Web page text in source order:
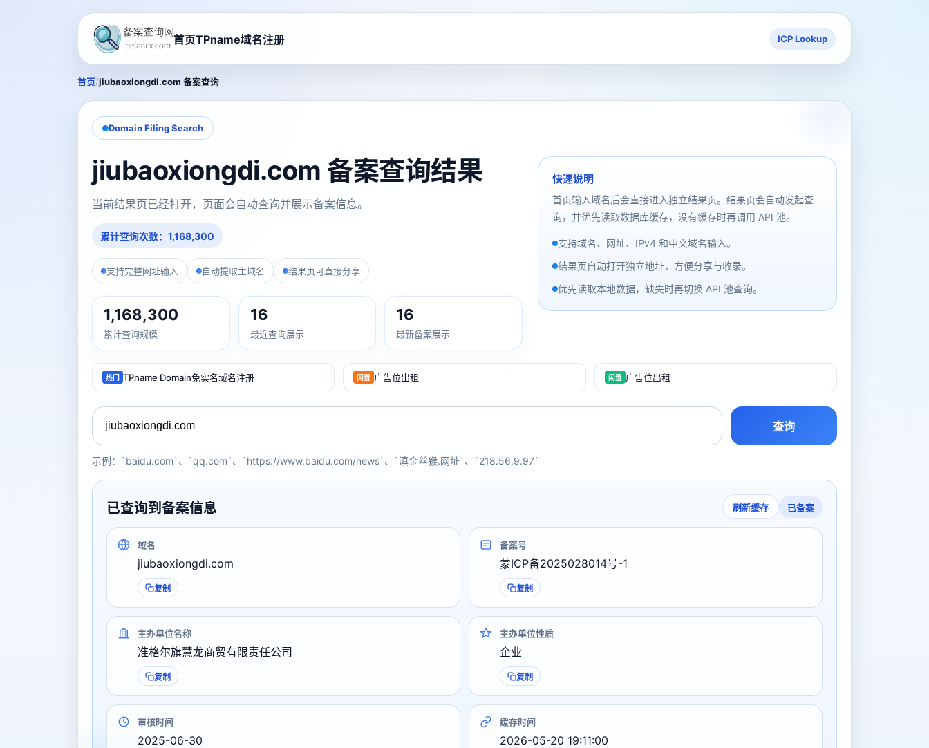
首页TPname域名注册 ICP Lookup
首页/jiubaoxiongdi.com 备案查询
Domain Filing Search
jiubaoxiongdi.com 备案查询结果
当前结果页已经打开，页面会自动查询并展示备案信息。
累计查询次数：1,168,300
支持完整网址输入 自动提取主域名 结果页可直接分享
1,168,300
累计查询规模
16
最近查询展示
16
最新备案展示
快速说明
首页输入域名后会直接进入独立结果页。结果页会自动发起查
询，并优先读取数据库缓存，没有缓存时再调用 API 池。
支持域名、网址、IPv4 和中文域名输入。
结果页自动打开独立地址，方便分享与收录。
优先读取本地数据，缺失时再切换 API 池查询。
热门 TPname Domain免实名域名注册 闲置 广告位出租 闲置 广告位出租
查询
示例：`baidu.com`、`qq.com`、`https://www.baidu.com/news`、`滇金丝猴.网址`、`218.56.9.97`
已查询到备案信息 刷新缓存 已备案
域名
jiubaoxiongdi.com
复制
备案号
蒙ICP备2025028014号-1
复制
主办单位名称
准格尔旗慧龙商贸有限责任公司
复制
主办单位性质
企业
复制
审核时间
2025-06-30
缓存时间
2026-05-20 19:11:00